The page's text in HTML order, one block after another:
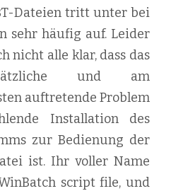
Dateien tritt unter bei
sehr häufig auf. Leider
nicht alle klar, dass das
und am
auftretende Problem
Installation des
zur Bedienung der
ist. Ihr voller Name
script file, und